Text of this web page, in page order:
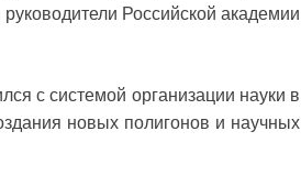
Российской академии
с системой организации науки в
новых полигонов и научных